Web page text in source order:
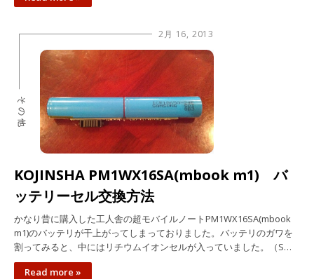
2月 16, 2013
その他
KOJINSHA PM1WX16SA(mbook m1) バ
ッテリーセル交換方法
かなり昔に購入した工人舎の超モバイルノートPM1WX16SA(mbook
m1)のバッテリが干上がってしまっておりました。バッテリのガワを
割ってみると、中にはリチウムイオンセルが入っていました。（S…
Read more »